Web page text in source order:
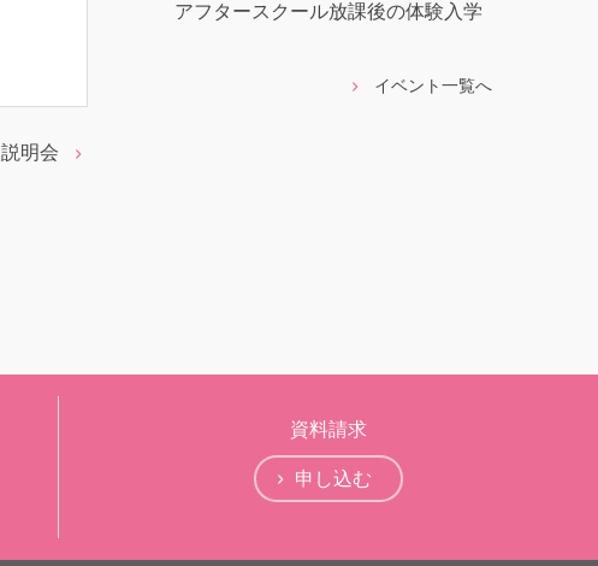
明会
アフタースクール放課後の体験入学
イベント一覧へ
資料請求
申し込む